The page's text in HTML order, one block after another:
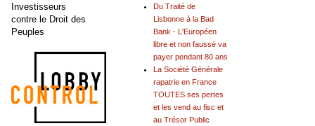
Du Traité de
Lisbonne à la Bad
Bank - L'Européen
libre et non faussé va
payer pendant 80 ans
La Société Générale
rapatrie en France
TOUTES ses pertes
et les vend au fisc et
au Trésor Public
Investisseurs
contre le Droit des
Peuples